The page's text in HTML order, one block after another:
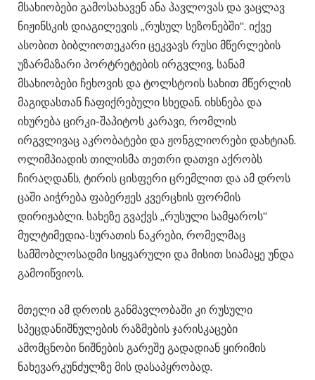
მსახიობები გამოსახავენ ანა პავლოვას და ვაცლავ
ნიჟინსკის დიაგილევის „რუსულ სეზონებში“. იქვე
ასობით ბიბლიოთეკარი ცეკვავს რუსი მწერლების
უზარმაზარი პორტრეტების ირგვლივ, სანამ
მსახიობები ჩეხოვის და ტოლსტოის სახით მწერლის
მაგიდასთან ჩაფიქრებული სხედან. იხსნება და
იხურება ცირკი-შაპიტოს კარავი, რომლის
ირგვლივაც აკრობატები და ჟონგლიორები დახტიან.
ოლიმპიადის თილისმა თეთრი დათვი აქრობს
ჩირაღდანს, ტირის ცისფერი ცრემლით და ამ დროს
ცაში აიჭრება ფაბერჟეს კვერცხის ფორმის
დირიჟაბლი. სახეზე გვაქვს „რუსული სამყაროს“
მულტიმედია-სურათის ნაკრები, რომელმაც
სამშობლოსადმი სიყვარული და მისით სიამაყე უნდა
გამოიწვიოს.
მთელი ამ დროის განმავლობაში კი რუსული
სპეცდანიშნულების რაზმების ჯარისკაცები
ამომცნობი ნიშნების გარეშე გადადიან ყირიმის
ნახევარკუნძულზე მის დასაპყრობად.